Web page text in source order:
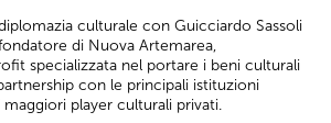
culturale con Guicciardo Sassoli
di Nuova Artemarea,
specializzata nel portare i beni culturali
con le principali istituzioni
player culturali privati.